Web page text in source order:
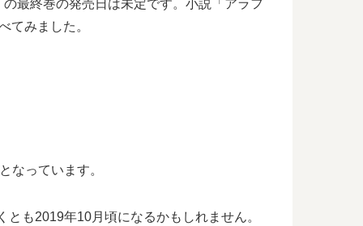
最終巻の発売日は未定です。小説「アラフ
てみました。
なっています。
も2019年10月頃になるかもしれません。